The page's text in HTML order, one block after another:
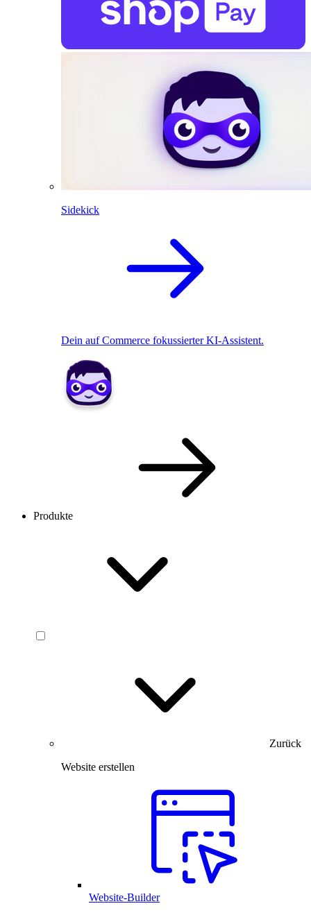
Sidekick
Dein auf Commerce fokussierter KI-Assistent.
Produkte
Zurück
Website erstellen
Website-Builder